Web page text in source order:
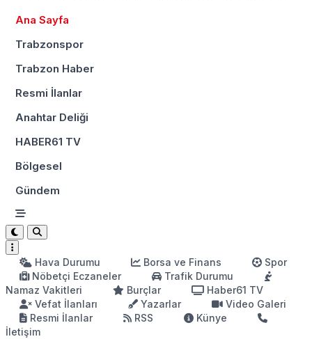
Ana Sayfa
Trabzonspor
Trabzon Haber
Resmi İlanlar
Anahtar Deliği
HABER61 TV
Bölgesel
Gündem
Hava Durumu Borsa ve Finans
Spor
Nöbetçi Eczaneler
Trafik Durumu
Namaz Vakitleri
Burçlar
Haber61 TV
Vefat İlanları
Yazarlar
Video Galeri
Resmi İlanlar
RSS
Künye
İletişim